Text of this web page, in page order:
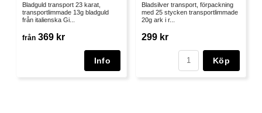
Bladguld transport 23 karat,
transportlimmade 13g bladguld
från italienska Gi...
från 369 kr
Bladsilver transport, förpackning
med 25 stycken transportlimmade
20g ark i r...
299 kr
Köp